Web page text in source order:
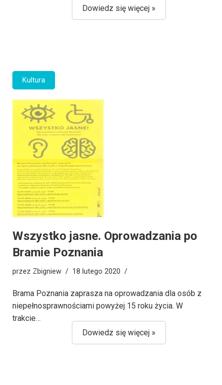
Dowiedz się więcej »
Wszystko jasne. Oprowadzania po
Bramie Poznania
przez Zbigniew 18 lutego 2020
Kultura
Brama Poznania zaprasza na oprowadzania dla osób z
niepełnosprawnościami powyżej 15 roku życia. W
trakcie…
Dowiedz się więcej »